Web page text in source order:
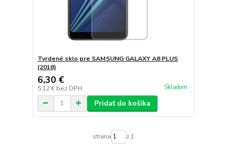
Tvrdené sklo pre SAMSUNG GALAXY A8 PLUS
(2018)
6,30 €
5,12 € bez DPH Skladom
Pridať do košíka
strana z 1